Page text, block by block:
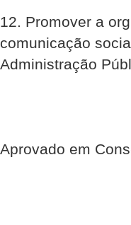
12. Promover a
comunicação
Administração
Aprovado em